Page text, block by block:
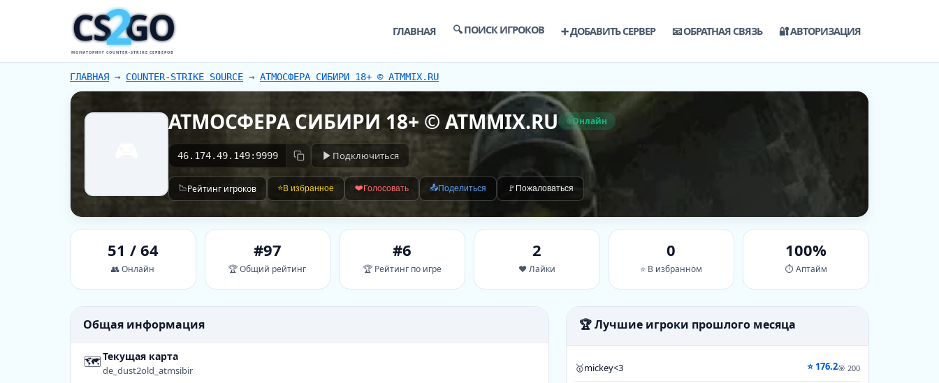
CS GO
2
МОНИТОРИНГ COUNTER-STRIKE СЕРВЕРОВ
ГЛАВНАЯ 🔍 ПОИСК ИГРОКОВ ➕ ДОБАВИТЬ СЕРВЕР 📧 ОБРАТНАЯ СВЯЗЬ 🔐 АВТОРИЗАЦИЯ
ГЛАВНАЯ → COUNTER-STRIKE SOURCE → АТМОСФЕРА СИБИРИ 18+ © ATMMIX.RU
АТМОСФЕРА СИБИРИ 18+ © ATMMIX.RU Онлайн
46.174.49.149:9999 Подключиться
📉Рейтинг игроков ⭐В избранное ❤️ Голосовать 📤Поделиться 🚩 Пожаловаться
51 / 64
👥 Онлайн
#97
🏆 Общий рейтинг
#6
🏆 Рейтинг по игре
2
❤️ Лайки
0
⭐ В избранном
100%
⏱ Аптайм
Общая информация
🗺Текущая карта
de_dust2old_atmsibir
🏆 Лучшие игроки прошлого месяца
🥇mickey<3 ⭐ 176.2🎯 200